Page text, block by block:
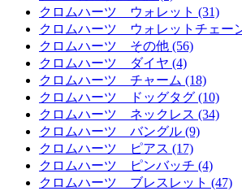
クロムハーツ ウォレット (31)
クロムハーツ ウォレットチェー
クロムハーツ その他 (56)
クロムハーツ ダイヤ (4)
クロムハーツ チャーム (18)
クロムハーツ ドッグタグ (10)
クロムハーツ ネックレス (34)
クロムハーツ バングル (9)
クロムハーツ ピアス (17)
クロムハーツ ピンバッチ (4)
クロムハーツ ブレスレット (47)